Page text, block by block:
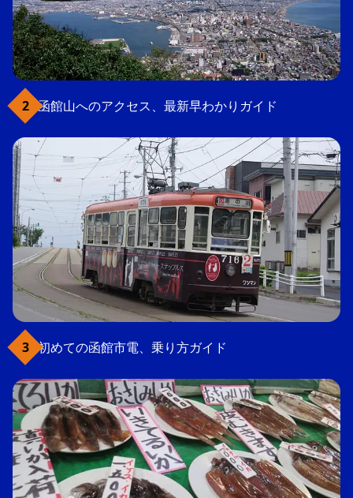
函館山へのアクセス、最新早わかりガイド
初めての函館市電、乗り方ガイド